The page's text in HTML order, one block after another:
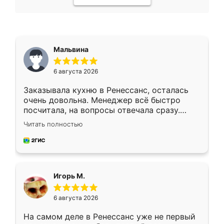
Мальвина
6 августа 2026
Заказывала кухню в Ренессанс, осталась
очень довольна. Менеджер всё быстро
посчитала, на вопросы отвечала сразу.
Замерщик приехал в субботу, подошёл к
делу со всей ответственностью. Собрали
за день, ребята работали аккуратно, даже
Читать полностью
Игорь М.
6 августа 2026
На самом деле в Ренессанс уже не первый